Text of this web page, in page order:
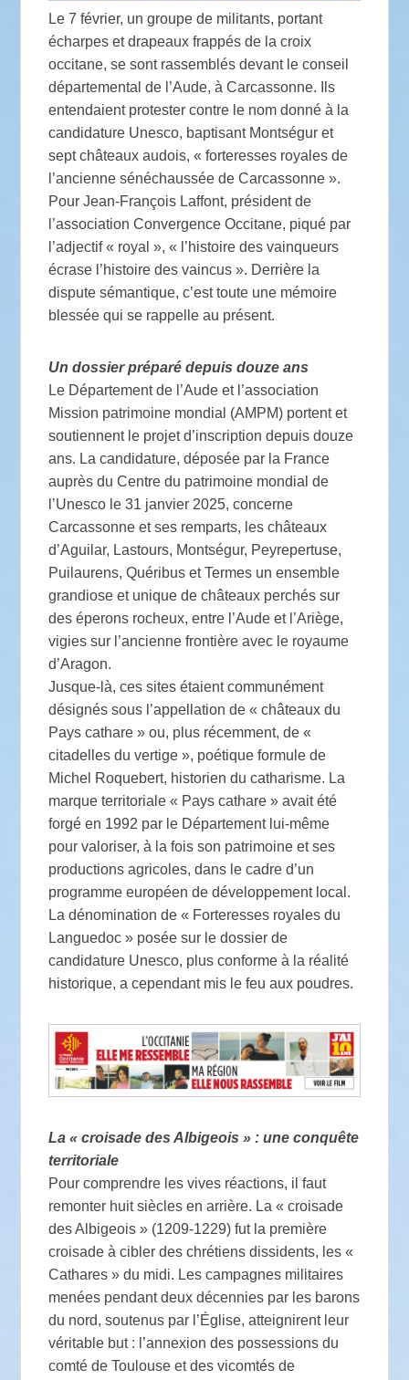
Le 7 février, un groupe de militants, portant
écharpes et drapeaux frappés de la croix
occitane, se sont rassemblés devant le conseil
départemental de l’Aude, à Carcassonne. Ils
entendaient protester contre le nom donné à la
candidature Unesco, baptisant Montségur et
sept châteaux audois, « forteresses royales de
l’ancienne sénéchaussée de Carcassonne ».
Pour Jean-François Laffont, président de
l’association Convergence Occitane, piqué par
l’adjectif « royal », « l’histoire des vainqueurs
écrase l’histoire des vaincus ». Derrière la
dispute sémantique, c’est toute une mémoire
blessée qui se rappelle au présent.
Un dossier préparé depuis douze ans
Le Département de l’Aude et l’association
Mission patrimoine mondial (AMPM) portent et
soutiennent le projet d’inscription depuis douze
ans. La candidature, déposée par la France
auprès du Centre du patrimoine mondial de
l’Unesco le 31 janvier 2025, concerne
Carcassonne et ses remparts, les châteaux
d’Aguilar, Lastours, Montségur, Peyrepertuse,
Puilaurens, Quéribus et Termes un ensemble
grandiose et unique de châteaux perchés sur
des éperons rocheux, entre l’Aude et l’Ariège,
vigies sur l’ancienne frontière avec le royaume
d’Aragon.
Jusque-là, ces sites étaient communément
désignés sous l’appellation de « châteaux du
Pays cathare » ou, plus récemment, de «
citadelles du vertige », poétique formule de
Michel Roquebert, historien du catharisme. La
marque territoriale « Pays cathare » avait été
forgé en 1992 par le Département lui-même
pour valoriser, à la fois son patrimoine et ses
productions agricoles, dans le cadre d’un
programme européen de développement local.
La dénomination de « Forteresses royales du
Languedoc » posée sur le dossier de
candidature Unesco, plus conforme à la réalité
historique, a cependant mis le feu aux poudres.
La « croisade des Albigeois » : une conquête
territoriale
Pour comprendre les vives réactions, il faut
remonter huit siècles en arrière. La « croisade
des Albigeois » (1209-1229) fut la première
croisade à cibler des chrétiens dissidents, les «
Cathares » du midi. Les campagnes militaires
menées pendant deux décennies par les barons
du nord, soutenus par l’Église, atteignirent leur
véritable but : l’annexion des possessions du
comté de Toulouse et des vicomtés de